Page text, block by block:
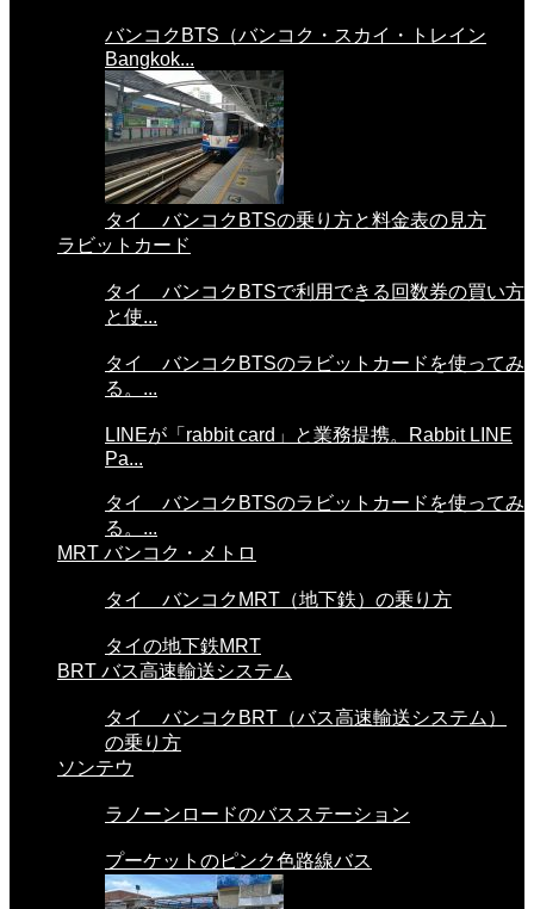
バンコクBTS（バンコク・スカイ・トレイン
Bangkok...
タイ バンコクBTSの乗り方と料金表の見方
ラビットカード
タイ バンコクBTSで利用できる回数券の買い方
と使...
タイ バンコクBTSのラビットカードを使ってみ
る。...
LINEが「rabbit card」と業務提携。Rabbit LINE
Pa...
タイ バンコクBTSのラビットカードを使ってみ
る。...
MRT バンコク・メトロ
タイ バンコクMRT（地下鉄）の乗り方
タイの地下鉄MRT
BRT バス高速輸送システム
タイ バンコクBRT（バス高速輸送システム）
の乗り方
ソンテウ
ラノーンロードのバスステーション
プーケットのピンク色路線バス